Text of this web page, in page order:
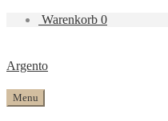
Warenkorb 0
Argento
Menu